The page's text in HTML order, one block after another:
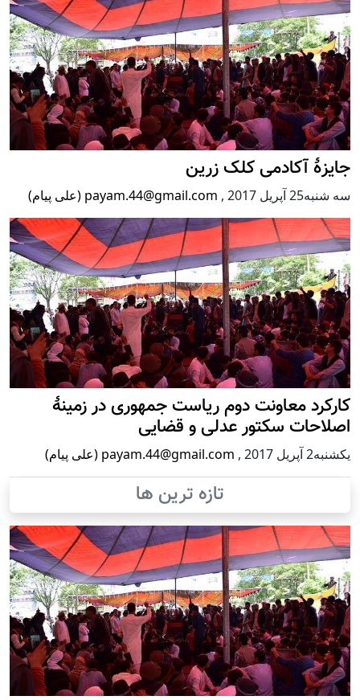
جایزۀ آکادمی کلک زرین
سه شنبه25 آپریل 2017 , payam.44@gmail.com (علی پیام)
کارکرد معاونت دوم ریاست جمهوری در زمینۀ
اصلاحات سکتور عدلی و قضایی
يكشنبه2 آپریل 2017 , payam.44@gmail.com (علی پیام)
تازه ترین ها